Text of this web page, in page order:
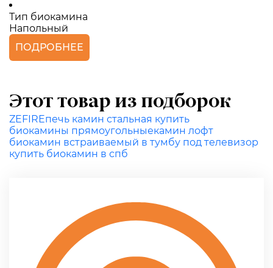
Тип биокамина
Напольный
ПОДРОБНЕЕ
Этот товар из подборок
ZEFIREпечь камин стальная купить
биокамины прямоугольныекамин лофт
биокамин встраиваемый в тумбу под телевизор
купить биокамин в спб